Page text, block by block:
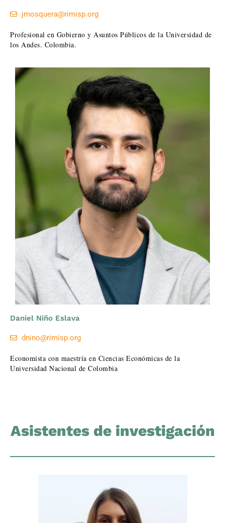
jmosquera@rimisp.org
Profesional en Gobierno y Asuntos Públicos de la Universidad de
los Andes. Colombia.
Daniel Niño Eslava
dnino@rimisp.org
Economista con maestría en Ciencias Económicas de la
Universidad Nacional de Colombia
Asistentes de investigación